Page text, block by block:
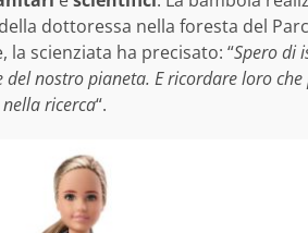
dottoressa nella foresta del
la scienziata ha precisato: “Spero di
del nostro pianeta. E ricordare loro
ricerca“.